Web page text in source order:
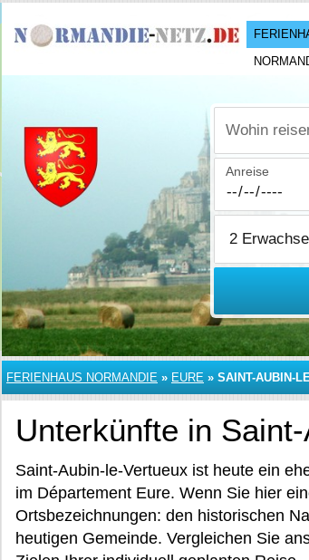
Wohin reisen
Anreise
FERIENHAUS NORMANDIE » EURE » SAINT-AUBIN-
Unterkünfte in
Saint-Aubin-le-Vertueux ist heute ein
im Département Eure. Wenn Sie hier
Ortsbezeichnungen: den historischen
heutigen Gemeinde. Vergleichen Sie